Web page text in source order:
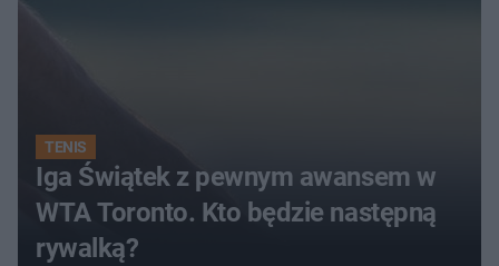
TENIS
Iga Świątek z pewnym awansem w
WTA Toronto. Kto będzie następną
rywalką?